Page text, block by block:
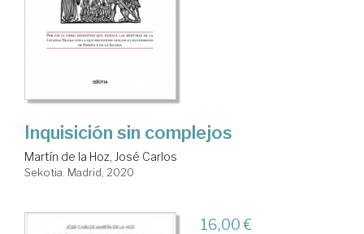
Inquisición sin complejos
Martín de la Hoz, José Carlos
Sekotia. Madrid, 2020
16,00 €